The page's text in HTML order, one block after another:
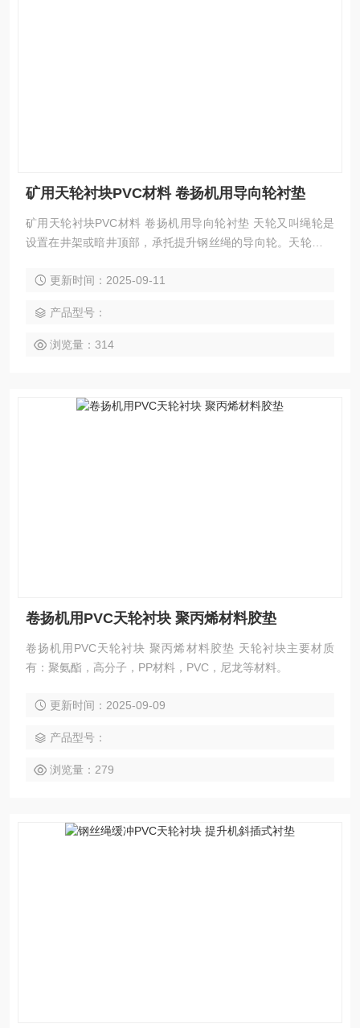
矿用天轮衬块PVC材料 卷扬机用导向轮衬垫
矿用天轮衬块PVC材料 卷扬机用导向轮衬垫 天轮又叫绳轮是
设置在井架或暗井顶部，承托提升钢丝绳的导向轮。天轮衬块
更新时间：2025-09-11
产品型号：
浏览量：314
卷扬机用PVC天轮衬块 聚丙烯材料胶垫
卷扬机用PVC天轮衬块 聚丙烯材料胶垫 天轮衬块主要材质
有：聚氨酯，高分子，PP材料，PVC，尼龙等材料。
更新时间：2025-09-09
产品型号：
浏览量：279